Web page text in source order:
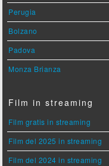
Perugia
Bolzano
Padova
Monza Brianza
Film in streaming
Film gratis in streaming
Film del 2025 in streaming
Film del 2024 in streaming